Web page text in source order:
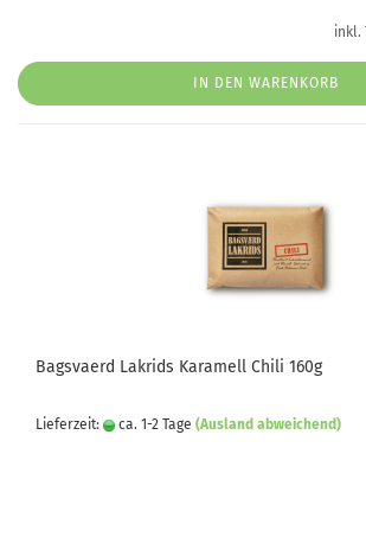
inkl.
IN DEN WARENKORB
Bagsvaerd Lakrids Karamell Chili 160g
Lieferzeit: ca. 1-2 Tage (Ausland abweichend)